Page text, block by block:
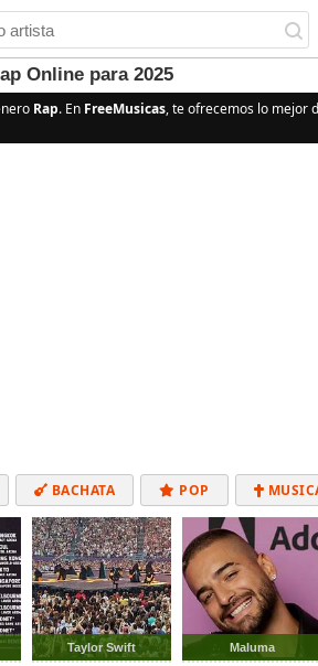
Online para 2025
Rap. En FreeMusicas, te ofrecemos lo mejor
BACHATA POP
ELECTRÓNICA
Taylor Swift Maluma